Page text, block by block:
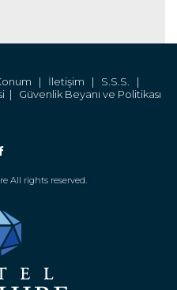
| İletişim | S.S.S. |
| Güvenlik Beyanı ve Politikası
All rights reserved.